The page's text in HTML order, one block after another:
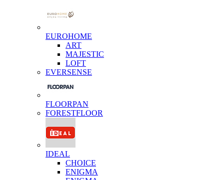
EUROHOME
ART
MAJESTIC
LOFT
EVERSENSE
FLOORPAN
FORESTFLOOR
IDEAL
CHOICE
ENIGMA